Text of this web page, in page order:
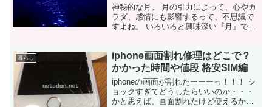
神秘的な月。 月の引力によって、心やカ
ラダ、感情にも影響するって、不思議で
すよね。 いろいろと興味深い『月』です
きます。
暮らし
iphone画面割れ修理はどこで？
かかった時間や値段 格安SIM編
iphoneの画面が割れたーーーっ！！！ シ
ョックすぎてどうしたらいいのか・・・
かと思えば、画面割れたけど使えるから